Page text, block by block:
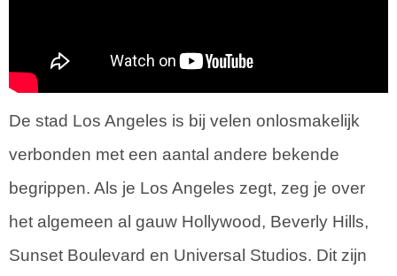
De stad Los Angeles is bij velen onlosmakelijk
verbonden met een aantal andere bekende
begrippen. Als je Los Angeles zegt, zeg je over
het algemeen al gauw Hollywood, Beverly Hills,
Sunset Boulevard en Universal Studios. Dit zijn